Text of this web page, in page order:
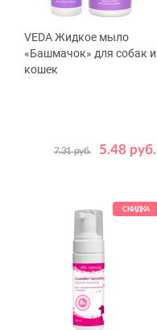
VEDA Жидкое мыло
«Башмачок» для собак и
кошек
5.48 руб.
7.31 руб.
Объем,
220 500
СКИДКА